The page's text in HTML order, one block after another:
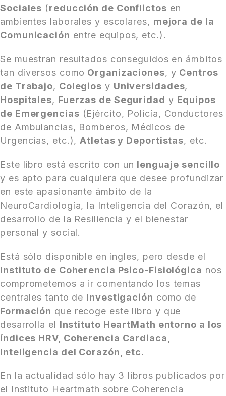
Sociales (reducción de Conflictos en
ambientes laborales y escolares, mejora de la
Comunicación entre equipos, etc.).
Se muestran resultados conseguidos en ámbitos
tan diversos como Organizaciones, y Centros
de Trabajo, Colegios y Universidades,
Hospitales, Fuerzas de Seguridad y Equipos
de Emergencias (Ejército, Policía, Conductores
de Ambulancias, Bomberos, Médicos de
Urgencias, etc.),Atletas y Deportistas, etc.
Este libro está escrito con un lenguaje sencillo
y es apto para cualquiera que desee profundizar
en este apasionante ámbito de la
NeuroCardiología, la Inteligencia del Corazón, el
desarrollo de la Resiliencia y el bienestar
personal y social.
Está sólo disponible en ingles, pero desde el
Instituto de Coherencia Psico-Fisiológica nos
comprometemos a ir comentando los temas
centrales tanto de Investigación como de
Formación que recoge este libro y que
desarrolla el Instituto HeartMath entorno a los
índices HRV, Coherencia Cardiaca,
Inteligencia del Corazón, etc.
En la actualidad sólo hay 3 libros publicados por
el Instituto Heartmath sobre Coherencia